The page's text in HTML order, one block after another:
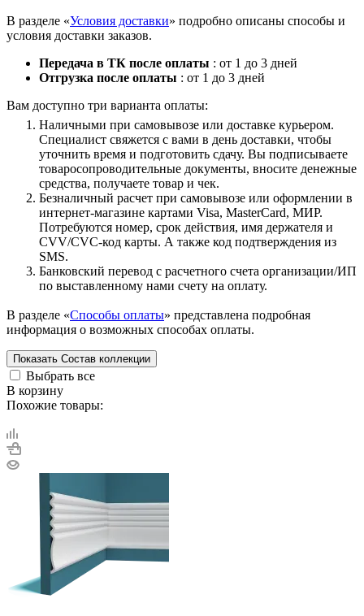
В разделе «Условия доставки» подробно описаны способы и
условия доставки заказов.
Передача в ТК после оплаты : от 1 до 3 дней
Отгрузка после оплаты : от 1 до 3 дней
Вам доступно три варианта оплаты:
Наличными при самовывозе или доставке курьером.
Специалист свяжется с вами в день доставки, чтобы
уточнить время и подготовить сдачу. Вы подписываете
товаросопроводительные документы, вносите денежные
средства, получаете товар и чек.
Безналичный расчет при самовывозе или оформлении в
интернет-магазине картами Visa, MasterCard, МИР.
Потребуются номер, срок действия, имя держателя и
CVV/CVC-код карты. А также код подтверждения из
SMS.
Банковский перевод с расчетного счета организации/ИП
по выставленному нами счету на оплату.
В разделе «Способы оплаты» представлена подробная
информация о возможных способах оплаты.
Показать Состав коллекции
Выбрать все
В корзину
Похожие товары: